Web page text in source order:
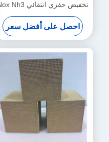
تخفيض حفزي انتقائي Nox Nh3
درجة حرارة منخفضة
احصل على أفضل سعر